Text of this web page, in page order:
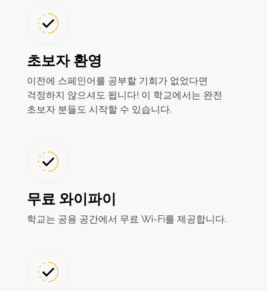
초보자 환영
이전에 스페인어를 공부할 기회가 없었다면
걱정하지 않으셔도 됩니다! 이 학교에서는 완전
초보자 분들도 시작할 수 있습니다.
무료 와이파이
학교는 공용 공간에서 무료 Wi-Fi를 제공합니다.